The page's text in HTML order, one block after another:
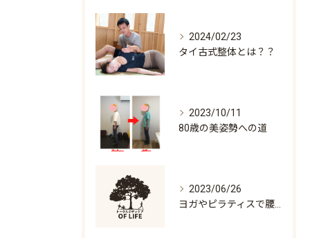
2024/02/23
タイ古式整体とは？？
2023/10/11
80歳の美姿勢への道
2023/06/26